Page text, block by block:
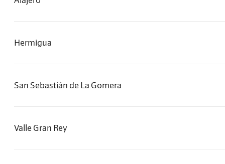
Hermigua
San Sebastián de La Gomera
Valle Gran Rey